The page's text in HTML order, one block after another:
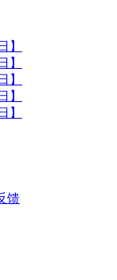
】
】
】
】
】
馈